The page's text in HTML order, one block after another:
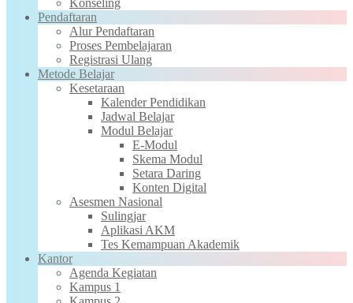
Konseling
Pendaftaran
Alur Pendaftaran
Proses Pembelajaran
Registrasi Ulang
Metode Belajar
Kesetaraan
Kalender Pendidikan
Jadwal Belajar
Modul Belajar
E-Modul
Skema Modul
Setara Daring
Konten Digital
Asesmen Nasional
Sulingjar
Aplikasi AKM
Tes Kemampuan Akademik
Kantor
Agenda Kegiatan
Kampus 1